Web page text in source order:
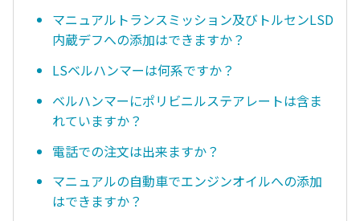
マニュアルトランスミッション及びトルセンLSD
内蔵デフへの添加はできますか？
LSベルハンマーは何系ですか？
ベルハンマーにポリビニルステアレートは含ま
れていますか？
電話での注文は出来ますか？
マニュアルの自動車でエンジンオイルへの添加
はできますか？